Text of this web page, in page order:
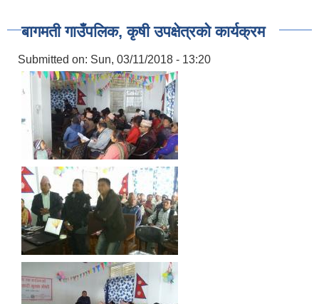
बागमती गाउँपलिक, कृषी उपक्षेत्रको कार्यक्रम
Submitted on: Sun, 03/11/2018 - 13:20